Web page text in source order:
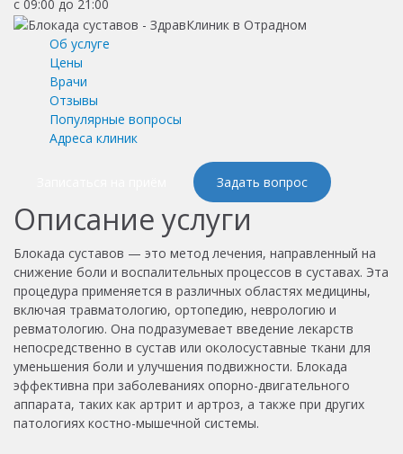
с 09:00 до 21:00
Об услуге
Цены
Врачи
Отзывы
Популярные вопросы
Адреса клиник
Задать вопрос
Описание услуги
Блокада суставов — это метод лечения, направленный на
снижение боли и воспалительных процессов в суставах. Эта
процедура применяется в различных областях медицины,
включая травматологию, ортопедию, неврологию и
ревматологию. Она подразумевает введение лекарств
непосредственно в сустав или околосуставные ткани для
уменьшения боли и улучшения подвижности. Блокада
эффективна при заболеваниях опорно-двигательного
аппарата, таких как артрит и артроз, а также при других
патологиях костно-мышечной системы.